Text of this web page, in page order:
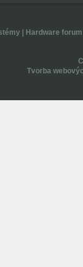
| Hardware forum
Tvorba